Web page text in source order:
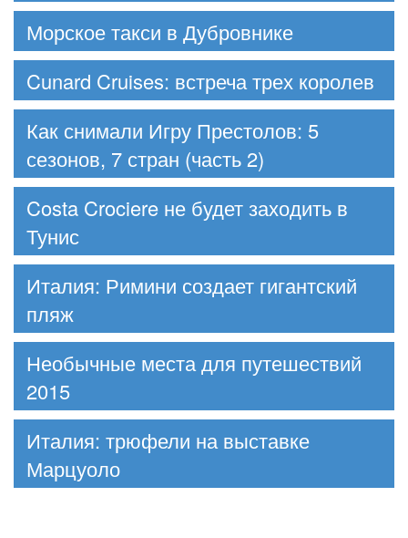
Морское такси в Дубровнике
Cunard Cruises: встреча трех королев
Как снимали Игру Престолов: 5
сезонов, 7 стран (часть 2)
Costa Crociere не будет заходить в
Тунис
Италия: Римини создает гигантский
пляж
Необычные места для путешествий
2015
Италия: трюфели на выставке
Марцуоло